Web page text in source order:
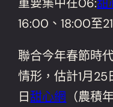
16:00、18:00至
聯合今年春節時
情形，估計1月
日甜心網 （農積